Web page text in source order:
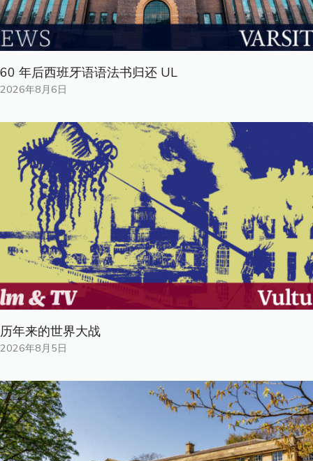
60 年后西班牙语语法书归还 UL
2026年8月6日
历年来的世界大战
2026年8月5日